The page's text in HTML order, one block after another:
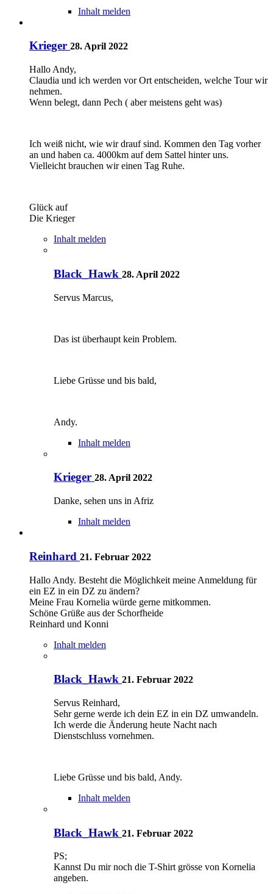
Inhalt melden
Krieger 28. April 2022
Hallo Andy,
Claudia und ich werden vor Ort entscheiden, welche Tour wir
nehmen.
Wenn belegt, dann Pech ( aber meistens geht was)
Ich weiß nicht, wie wir drauf sind. Kommen den Tag vorher
an und haben ca. 4000km auf dem Sattel hinter uns.
Vielleicht brauchen wir einen Tag Ruhe.
Glück auf
Die Krieger
Inhalt melden
Black_Hawk 28. April 2022
Servus Marcus,
Das ist überhaupt kein Problem.
Liebe Grüsse und bis bald,
Andy.
Inhalt melden
Krieger 28. April 2022
Danke, sehen uns in Afriz
Inhalt melden
Reinhard 21. Februar 2022
Hallo Andy. Besteht die Möglichkeit meine Anmeldung für
ein EZ in ein DZ zu ändern?
Meine Frau Kornelia würde gerne mitkommen.
Schöne Grüße aus der Schorfheide
Reinhard und Konni
Inhalt melden
Black_Hawk 21. Februar 2022
Servus Reinhard,
Sehr gerne werde ich dein EZ in ein DZ umwandeln.
Ich werde die Änderung heute Nacht nach
Dienstschluss vornehmen.
Liebe Grüsse und bis bald, Andy.
Inhalt melden
Black_Hawk 21. Februar 2022
PS;
Kannst Du mir noch die T-Shirt grösse von Kornelia
angeben.